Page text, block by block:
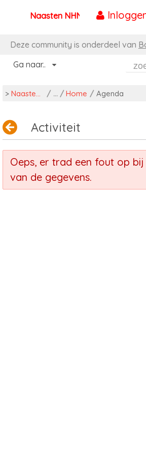
Naar content
Naasten NHN
Deze community is onderdeel van
Ga naar..
> Naasten NHN / Home / Agenda
Activiteit
Oeps, er trad een fout op
van de gegevens.